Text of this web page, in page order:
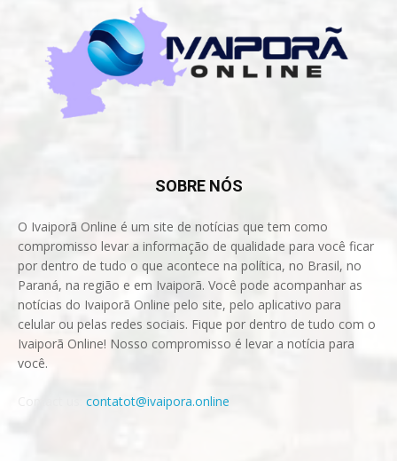
SOBRE NÓS
O Ivaiporã Online é um site de notícias que tem como
compromisso levar a informação de qualidade para você ficar
por dentro de tudo o que acontece na política, no Brasil, no
Paraná, na região e em Ivaiporã. Você pode acompanhar as
notícias do Ivaiporã Online pelo site, pelo aplicativo para
celular ou pelas redes sociais. Fique por dentro de tudo com o
Ivaiporã Online! Nosso compromisso é levar a notícia para
você.
contatot@ivaipora.online